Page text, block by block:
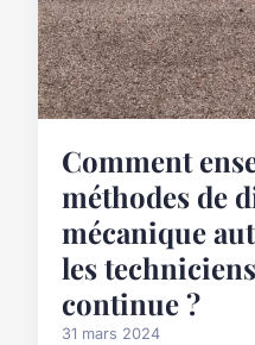
Comment
méthodes de
mécanique
les
continue ?
31 mars 2024